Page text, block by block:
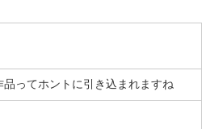
品ってホントに引き込まれますね